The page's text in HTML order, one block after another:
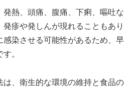
熱、頭痛、腹痛、下痢、嘔吐な
疹や発しんが現れることもあり
感染させる可能性があるため、早
。
は、衛生的な環境の維持と食品の